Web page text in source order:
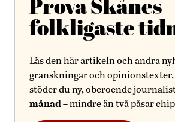
Prova Skånes
folkligaste
Läs den här artikeln och andra
granskningar och
stöder du ny, oberoende
månad– mindre än två påsar